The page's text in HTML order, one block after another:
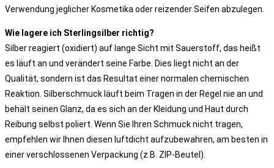
Verwendung jeglicher Kosmetika oder reizender Seifen abzulegen.
Wie lagere ich Sterlingsilber richtig?
Silber reagiert (oxidiert) auf lange Sicht mit Sauerstoff, das heißt
es läuft an und verändert seine Farbe. Dies liegt nicht an der
Qualität, sondern ist das Resultat einer normalen chemischen
Reaktion. Silberschmuck läuft beim Tragen in der Regel nie an und
behält seinen Glanz, da es sich an der Kleidung und Haut durch
Reibung selbst poliert. Wenn Sie Ihren Schmuck nicht tragen,
empfehlen wir Ihnen diesen luftdicht aufzubewahren, am besten in
einer verschlossenen Verpackung (z.B. ZIP-Beutel).